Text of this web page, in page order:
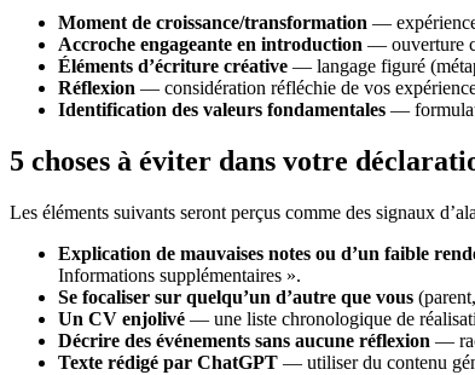
Moment de croissance/transformation —
Accroche engageante en introduction — ouverture
Éléments d’écriture créative — langage figuré
Réflexion — considération réfléchie de vos
Identification des valeurs fondamentales —
5 choses à éviter dans votre
Les éléments suivants seront perçus comme des signaux
Explication de mauvaises notes ou d’un faible
Informations supplémentaires ».
Se focaliser sur quelqu’un d’autre que vous
Un CV enjolivé — une liste chronologique de
Décrire des événements sans aucune réflexion —
Texte rédigé par ChatGPT — utiliser du contenu